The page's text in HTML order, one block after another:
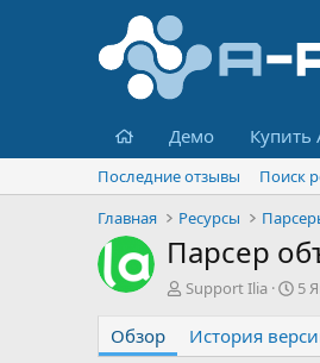
Главная
Демо Купить
Последние отзывы
Поиск
Главная
Ресурсы
Парсер
А
т
о
Support Ilia
Д
т
а
5
Обзор История